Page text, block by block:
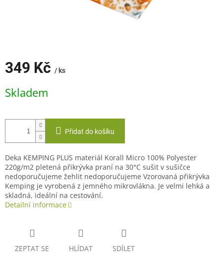
349 Kč / ks
cena:
Skladem
Přidat do košíku
Deka KEMPING PLUS materiál Korall Micro 100% Polyester
220g/m2 pletená přikrývka praní na 30°C sušit v sušičce
nedoporučujeme žehlit nedoporučujeme Vzorovaná přikrývka
Kemping je vyrobená z jemného mikrovlákna. Je velmi lehká a
skladná, ideální na cestování.
Detailní informace
ZEPTAT SE HLÍDAT SDÍLET